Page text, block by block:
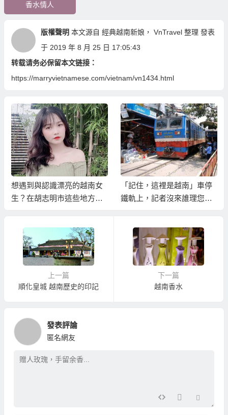
香水情人
版權聲明 本文源自 經典越南新娘 ， VnTravel整理 發表
于 2019 年 8 月 25 日 17:05:43
转载请务必保留本文链接：
https://marryvietnamese.com/vietnam/vn1434.html
想遇到與認識漂亮的越南女
生？在胡志明市這些地方比
「記住，這裡是越南」車停
鐵軌上，記者沒來誰理您按
上一篇
順化皇城 越南歷史的印記
下一篇
越南香水
發表評論
匿名網友